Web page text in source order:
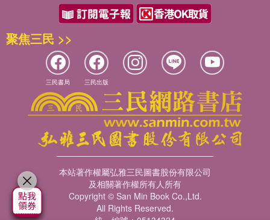
里迷失了一樣。
她忍受著痛苦，回憶著自己為什么會頭疼。感覺有點像宿醉，但好
像叉不是。她不記得昨晚喝醉了。事實上，昨晚的所有事她都根本
不記得了。她記得昨天下班后開車回家，然后……
然后怎么了？
她不知道。她盡力回憶，可結果只有頭更疼，只好放棄。
她感到口干舌燥，嗓子很疼。用力下咽，喉嚨里好像有塊小東西卡
住了，過了一會兒才下去。
她想從另一個角度分析。天已經黑了．所以現在可能還是昨晚或
者……今晚，或者……不管哪天晚上了，希望不會是明晚。不會
的，不可能的。可能嗎？
她頭疼得更厲害了，不能再想了。
“天啊，出大事了。”她咕噥著。
過了一會兒，等頭疼好些了，她又接著回憶起來。 她現在在家
里，這是可以確定的，可她真的不太記得是怎樣回來的，甚至什么
時候回來的。她連自己做過的最后一件事都不記得了，這是不是太
聚焦三民 >>
三民書局 三民出版
本站著作權屬弘雅三民圖書股份有限公司
及相關著作權所有人所有
Copyright © San Min Book Co.,Ltd.
All Rights Reserved.